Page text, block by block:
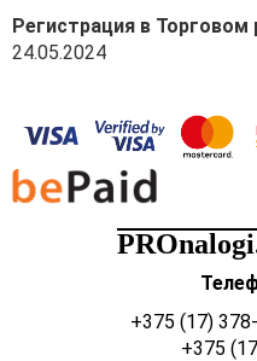
Регистрация в Торговом
24.05.2024
+375 (17)
+375